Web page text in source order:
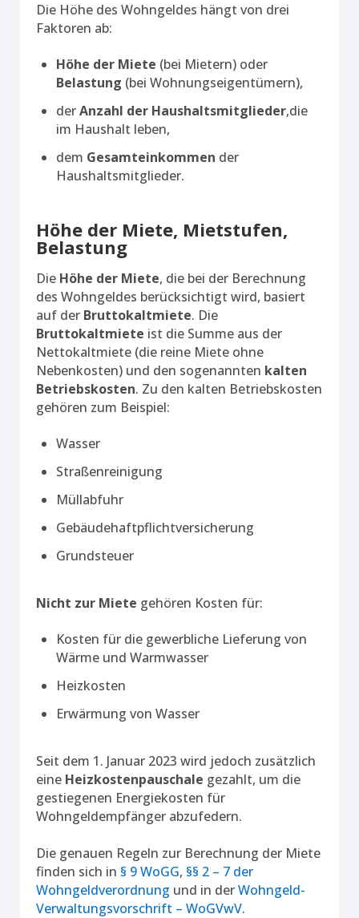
Die Höhe des Wohngeldes hängt von drei
Faktoren ab:
Höhe der Miete (bei Mietern) oder
Belastung (bei Wohnungseigentümern),
derAnzahl der Haushaltsmitglieder,die
im Haushalt leben,
dem Gesamteinkommen der
Haushaltsmitglieder.
Höhe der Miete, Mietstufen,
Belastung
Die Höhe der Miete, die bei der Berechnung
des Wohngeldes berücksichtigt wird, basiert
auf der Bruttokaltmiete. Die
Bruttokaltmiete ist die Summe aus der
Nettokaltmiete (die reine Miete ohne
Nebenkosten) und den sogenannten kalten
Betriebskosten. Zu den kalten Betriebskosten
gehören zum Beispiel:
Wasser
Straßenreinigung
Müllabfuhr
Gebäudehaftpflichtversicherung
Grundsteuer
Nicht zur Miete gehören Kosten für:
Kosten für die gewerbliche Lieferung von
Wärme und Warmwasser
Heizkosten
Erwärmung von Wasser
Seit dem 1. Januar 2023 wird jedoch zusätzlich
eine Heizkostenpauschale gezahlt, um die
gestiegenen Energiekosten für
Wohngeldempfänger abzufedern.
Die genauen Regeln zur Berechnung der Miete
finden sich in § 9 WoGG, §§ 2 – 7 der
Wohngeldverordnung und in derWohngeld-
Verwaltungsvorschrift – WoGVwV.